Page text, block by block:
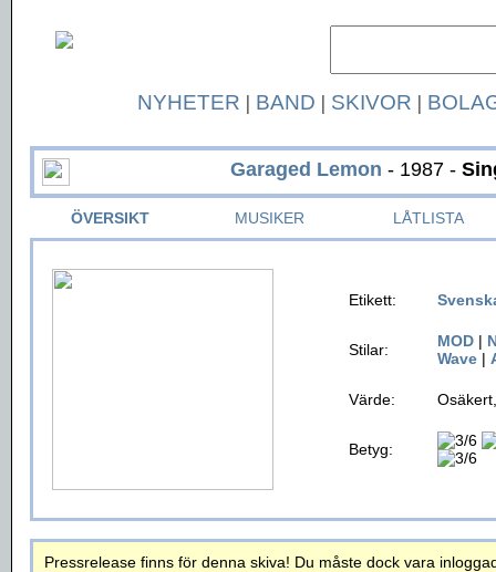
NYHETER | BAND | SKIVOR |
Garaged Lemon - 1987 -
ÖVERSIKT MUSIKER LÅTLISTA
Etikett:
Stilar: MOD |
Wave |
Värde:
Betyg:
Pressrelease finns för denna skiva! Du måste dock vara